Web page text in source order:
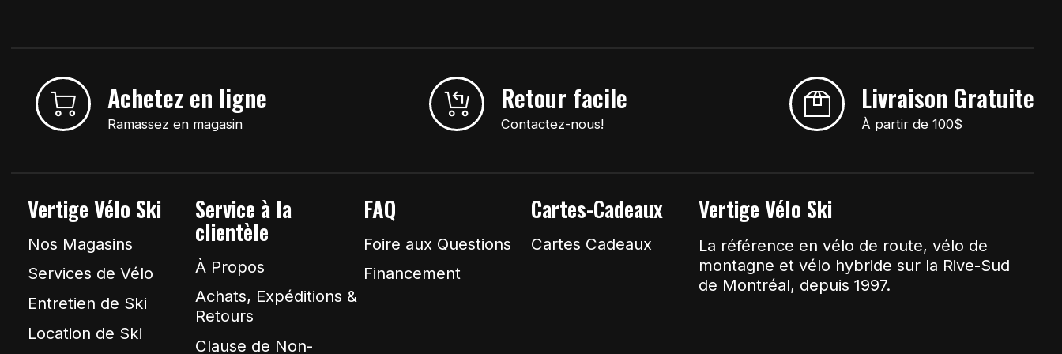
Achetez en ligne
Ramassez en magasin
Retour facile
Contactez-nous!
Livraison Gratuite
À partir de 100$
Vertige Vélo Ski
Nos Magasins
Services de Vélo
Entretien de Ski
Location de Ski
Service à la
clientèle
À Propos
Achats, Expéditions &
Retours
Clause de Non-
FAQ
Foire aux Questions
Financement
Cartes-Cadeaux
Cartes Cadeaux
Vertige Vélo Ski
La référence en vélo de route, vélo de
montagne et vélo hybride sur la Rive-Sud
de Montréal, depuis 1997.